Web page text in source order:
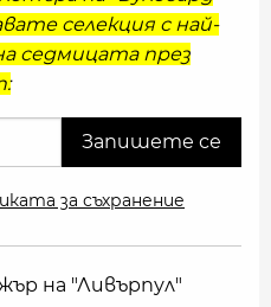
селекция с най-
седмицата през
за съхранение
на "Ливърпул"